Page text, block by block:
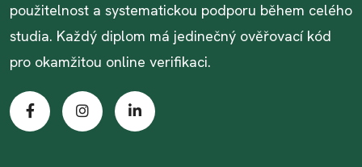
použitelnost a systematickou podporu během celého
studia. Každý diplom má jedinečný ověřovací kód
pro okamžitou online verifikaci.